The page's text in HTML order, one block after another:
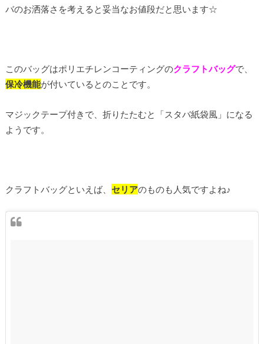
バのお洒落さを考えると妥当なお値段だと思います☆
このバッグはポリエチレンコーティングのクラフトバッグで、
保冷機能が付いているとのことです。
マジックテープ付きで、折りたたむと「スタバ紙袋風」になる
ようです。
クラフトバッグといえば、 セリアのものも人気ですよね♪